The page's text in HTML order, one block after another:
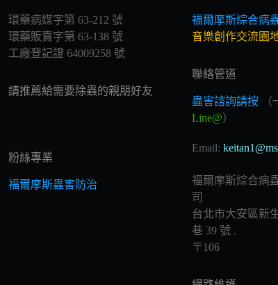
環藥病媒字第 63-212 號
環藥販賣字第 63-138 號
工廠登記證 64009258 號
請推薦給需要除蟲的親朋好友
粉絲專業
福爾摩斯蟲害防治
福爾摩斯綜合病
音樂創作交流園
聯絡管道
蟲害諮詢請按 （
Line@）
Email:
福爾摩斯綜合病
司
台北市大安區新
巷 39 號 .
〒106